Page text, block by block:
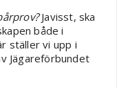
Javisst, ska
både i
ställer vi upp i
Jägareförbundet